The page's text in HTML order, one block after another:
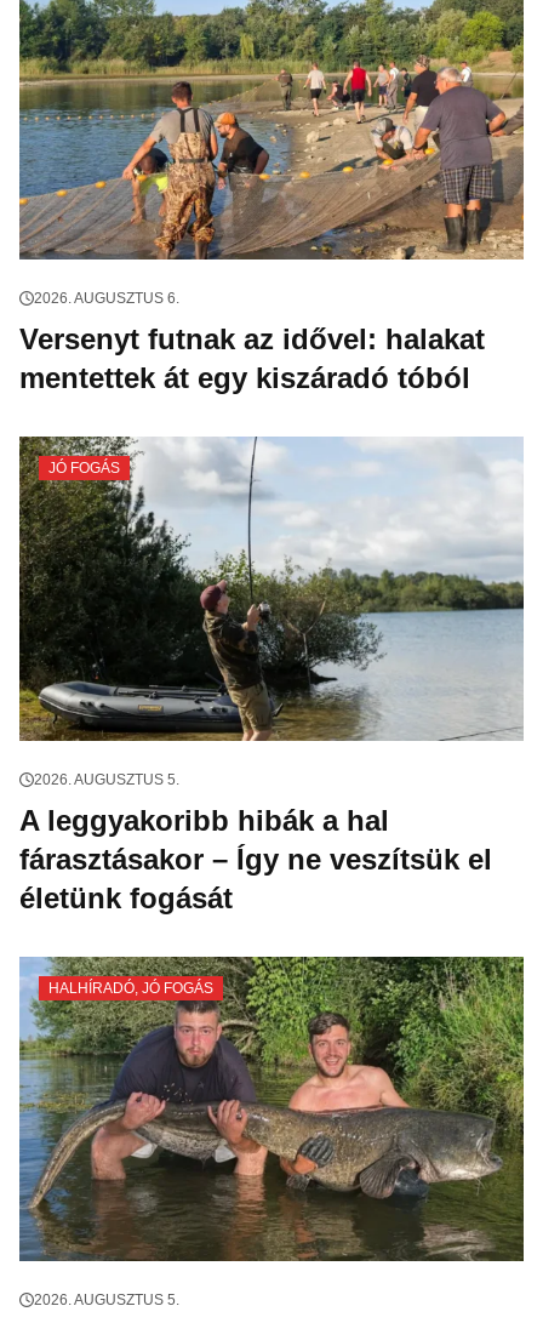
2026. AUGUSZTUS 6.
Versenyt futnak az idővel: halakat
mentettek át egy kiszáradó tóból
JÓ FOGÁS
2026. AUGUSZTUS 5.
A leggyakoribb hibák a hal
fárasztásakor – Így ne veszítsük el
életünk fogását
HALHÍRADÓ, JÓ FOGÁS
2026. AUGUSZTUS 5.